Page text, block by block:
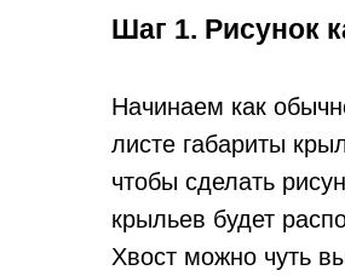
Шаг 1. Рисунок
Начинаем как
листе габариты
чтобы сделать
крыльев будет
Хвост можно чуть